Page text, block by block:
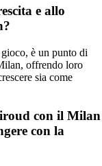
e allo
è un punto di
offrendo loro
sia come
con il Milan
con la